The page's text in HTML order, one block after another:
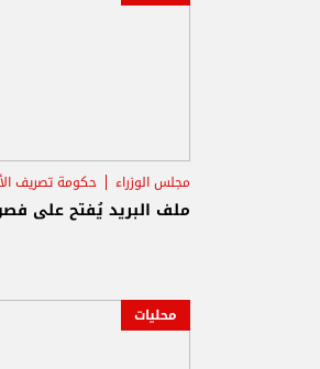
مجلس الوزراء حكومة تصريف
ملف البريد يُفتح على
محليات